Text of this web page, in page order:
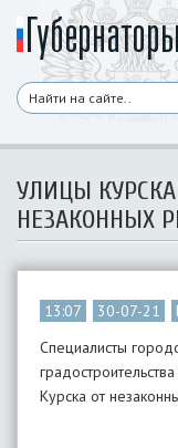
УЛИЦЫ
НЕЗАКОННЫХ
13:07 30-07-21
Специалисты
Курска от